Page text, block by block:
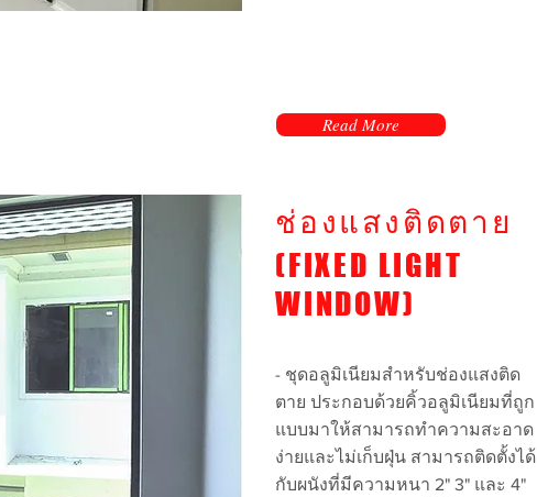
Read More
ดูเพิ่มเติม
ช่องแสงติดตาย
(FIXED LIGHT
WINDOW)
- ชุดอลูมิเนียมสำหรับช่องแสงติด
ตาย ประกอบด้วยคิ้วอลูมิเนียมที่ถูก
แบบมาให้สามารถทำความสะอาด
ง่ายและไม่เก็บฝุ่น สามารถติดตั้งได้
กับผนังที่มีความหนา 2" 3" และ 4"